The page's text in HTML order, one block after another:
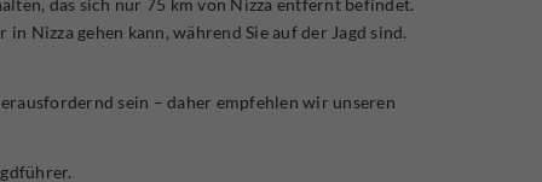
Nizza gehen kann, während Sie auf der Jagd sind.
sein – daher empfehlen wir unseren